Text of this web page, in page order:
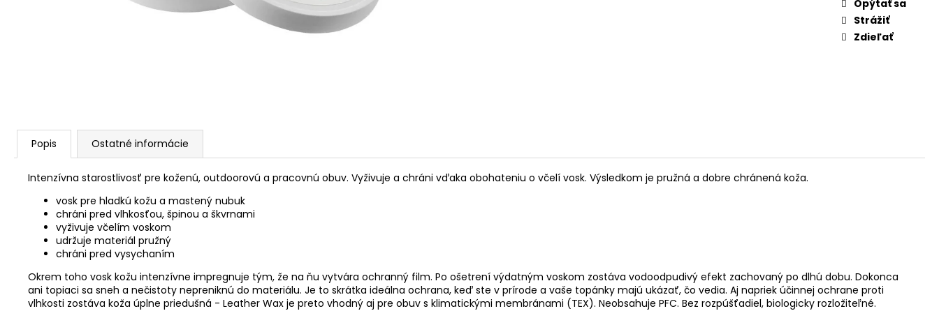
Opýtať sa
Strážiť
Zdieľať
Popis Ostatné informácie
Intenzívna starostlivosť pre koženú, outdoorovú a pracovnú obuv. Vyživuje a chráni vďaka obohateniu o včelí vosk. Výsledkom je pružná a dobre chránená koža.
vosk pre hladkú kožu a mastený nubuk
chráni pred vlhkosťou, špinou a škvrnami
vyživuje včelím voskom
udržuje materiál pružný
chráni pred vysychaním
Okrem toho vosk kožu intenzívne impregnuje tým, že na ňu vytvára ochranný film. Po ošetrení výdatným voskom zostáva vodoodpudivý efekt zachovaný po dlhú dobu. Dokonca
ani topiaci sa sneh a nečistoty nepreniknú do materiálu. Je to skrátka ideálna ochrana, keď ste v prírode a vaše topánky majú ukázať, čo vedia. Aj napriek účinnej ochrane proti
vlhkosti zostáva koža úplne priedušná - Leather Wax je preto vhodný aj pre obuv s klimatickými membránami (TEX). Neobsahuje PFC. Bez rozpúšťadiel, biologicky rozložiteľné.